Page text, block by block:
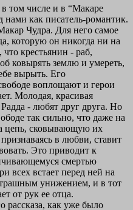
том числе и в “Макаре
нами как писатель-романтик.
Чудра. Для него самое
которую он никогда ни на
крестьянин - раб,
ковырять землю и умереть,
вырыть. Его
воплощают и герои
Молодая, красивая
- любят друг друга. Но
так сильно, что даже на
цепь, сковывающую их
в любви, ставит
Это приводит к
смертью
всех встает перед ней на
унижением, и в тот
от рук ее отца.
рассказа, как уже было